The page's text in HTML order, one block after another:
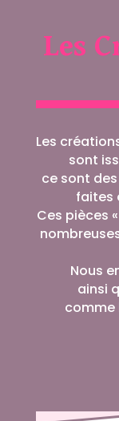
Les
Les
sont
ce sont
faites
Ces pièces
Nous
ainsi
comme